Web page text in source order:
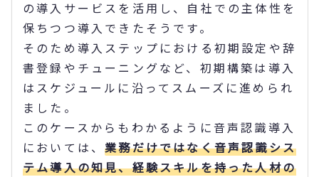
の導入サービスを活用し、自社での主体性を
保ちつつ導入できたそうです。
そのため導入ステップにおける初期設定や辞
書登録やチューニングなど、初期構築は導入
はスケジュールに沿ってスムーズに進められ
ました。
このケースからもわかるように音声認識導入
においては、業務だけではなく音声認識シス
テム導入の知見、経験スキルを持った人材の